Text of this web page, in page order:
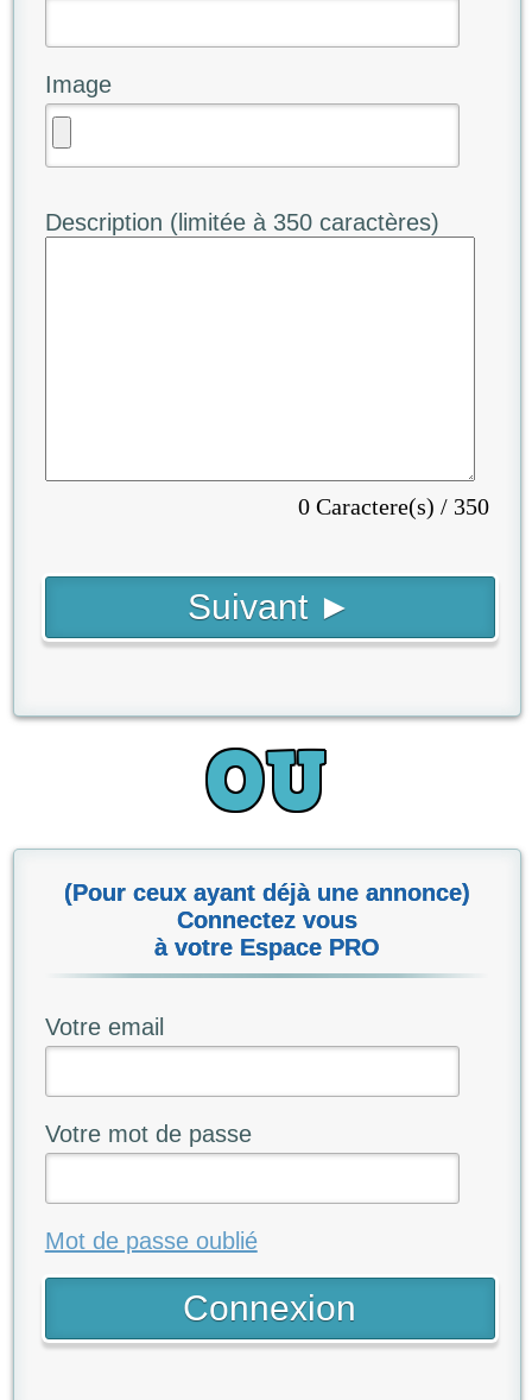
Image
Description (limitée à 350 caractères)
0 Caractere(s) / 350
(Pour ceux ayant déjà une annonce)
Connectez vous
à votre Espace PRO
Votre email
Votre mot de passe
Mot de passe oublié